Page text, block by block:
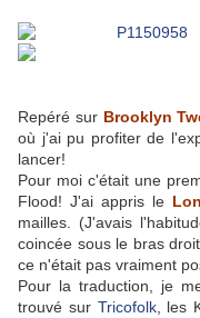
Repéré sur Brooklyn
où j'ai pu profiter de
lancer!
Pour moi c'était une
Flood! J'ai appris le
mailles. (J'avais
coincée sous le bras
ce n'était pas vraiment
Pour la traduction, je
trouvé sur Tricofolk,
les